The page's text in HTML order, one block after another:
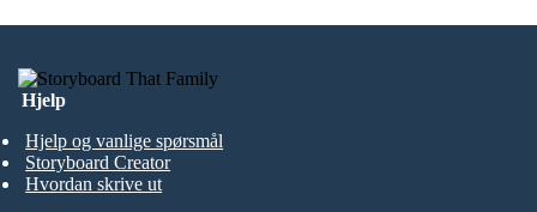
Hjelp
Hjelp og vanlige spørsmål
Storyboard Creator
Hvordan skrive ut